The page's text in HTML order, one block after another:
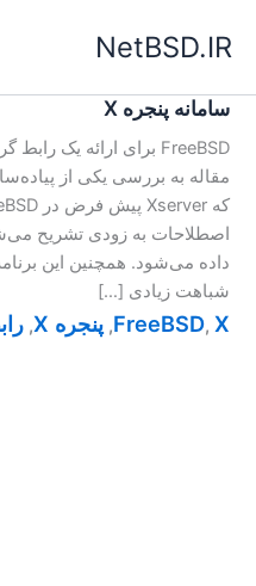
NetBSD.IR
سامانه پنجره X
داده می‌شود. همچنین این
شباهت زیادی […]
FreeBSD,X
, پنجره X ,